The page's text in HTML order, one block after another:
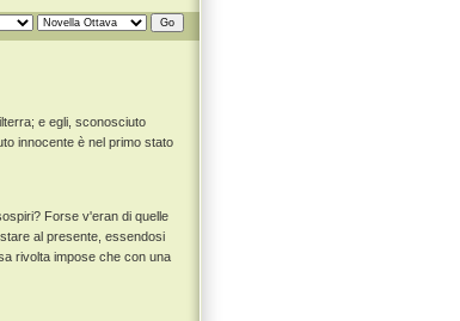
e egli, sconosciuto
innocente è nel primo stato
Forse v'eran di quelle
al presente, essendosi
rivolta impose che con una